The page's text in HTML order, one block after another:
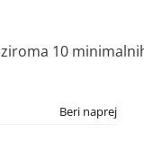
10
Beri naprej